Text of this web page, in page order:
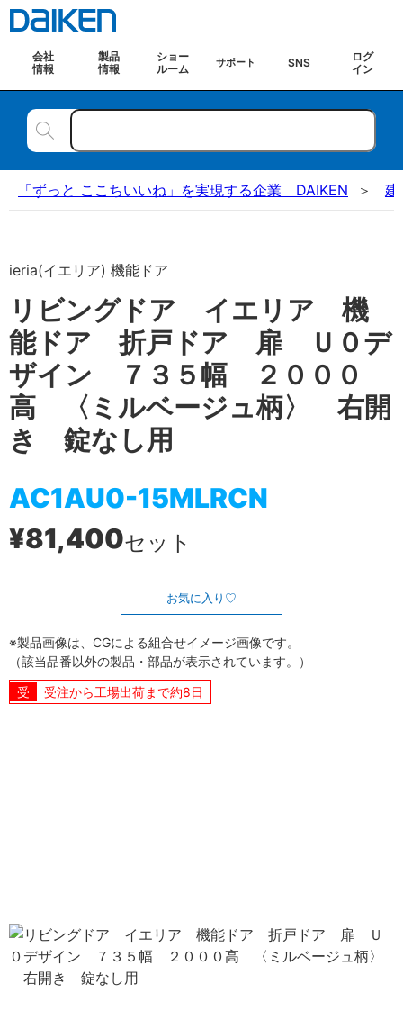
会社
情報
製品
情報
ショー
ルーム
サポート SNS
ログ
イン
「ずっと ここちいいね」を実現する企業 DAIKEN 建
ieria(イエリア) 機能ドア
リビングドア イエリア 機
能ドア 折戸ドア 扉 Ｕ０デ
ザイン ７３５幅 ２０００
高 〈ミルベージュ柄〉 右開
き 錠なし用
AC1AU0-15MLRCN
¥81,400セット
お気に入り
※製品画像は、CGによる組合せイメージ画像です。
（該当品番以外の製品・部品が表示されています。）
受注から工場出荷まで約8日